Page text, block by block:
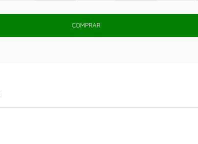
COMPRAR